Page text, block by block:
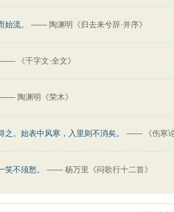
流。 —— 陶渊明《归去来兮辞·并序》
—— 《千字文·全文》
—— 陶渊明《荣木》
之。始表中风寒，入里则不消矣。 —— 《伤寒
笑不须愁。 —— 杨万里《闷歌行十二首》